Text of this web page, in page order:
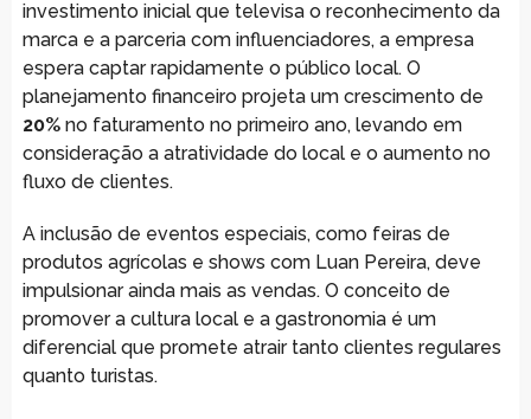
investimento inicial que televisa o reconhecimento da
marca e a parceria com influenciadores, a empresa
espera captar rapidamente o público local. O
planejamento financeiro projeta um crescimento de
20%no faturamento no primeiro ano, levando em
consideração a atratividade do local e o aumento no
fluxo de clientes.
A inclusão de eventos especiais, como feiras de
produtos agrícolas e shows com Luan Pereira, deve
impulsionar ainda mais as vendas. O conceito de
promover a cultura local e a gastronomia é um
diferencial que promete atrair tanto clientes regulares
quanto turistas.